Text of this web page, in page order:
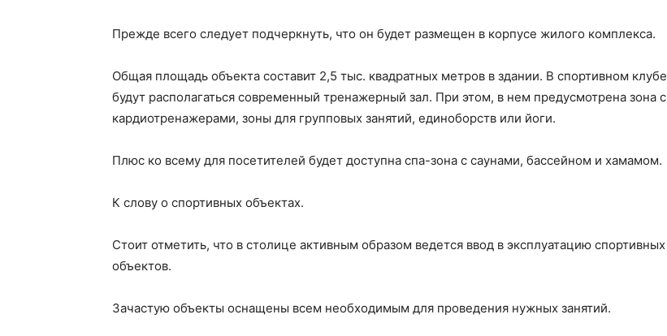
Прежде всего следует подчеркнуть, что он будет размещен в корпусе жилого комплекса.
Общая площадь объекта составит 2,5 тыс. квадратных метров в здании. В спортивном клубе
будут располагаться современный тренажерный зал. При этом, в нем предусмотрена зона с
кардиотренажерами, зоны для групповых занятий, единоборств или йоги.
Плюс ко всему для посетителей будет доступна спа-зона с саунами, бассейном и хамамом.
К слову о спортивных объектах.
Стоит отметить, что в столице активным образом ведется ввод в эксплуатацию спортивных
объектов.
Зачастую объекты оснащены всем необходимым для проведения нужных занятий.